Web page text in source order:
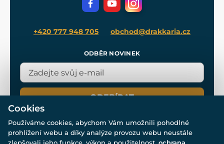
+420 777 948 705 obchod@drakkaria.cz
ODBĚR NOVINEK
ODEBÍRAT
Cookies
Používáme cookies, abychom Vám umožnili pohodlné
prohlížení webu a díky analýze provozu webu neustále